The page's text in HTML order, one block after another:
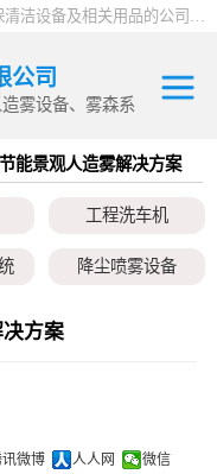
河南绿森环保科技有限公司一家专业销售环保清洁设备及相关用品的公司，产品包括：音乐喷泉、雾森系统、人造雾设备、景观人造雾、人造雾系统、小区喷雾设备、高压喷雾降尘设备、料仓喷雾除尘系统、喷雾降温加湿设备、郑州喷雾消毒设备，等八大系列上百个品种。
公司
雾设备、雾森系
能景观人造雾解决方案
工程洗车机
降尘喷雾设备
方案
讯微博 人人网 微信